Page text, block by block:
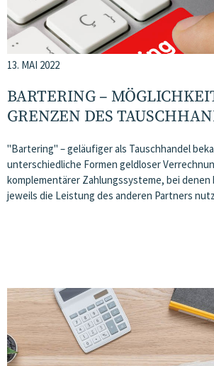
13. MAI 2022
BARTERING –
GRENZEN DES
"Bartering" – geläufiger als Tauschhandel
unterschiedliche Formen geldloser
komplementärer Zahlungssysteme, bei denen
jeweils die Leistung des anderen Partners